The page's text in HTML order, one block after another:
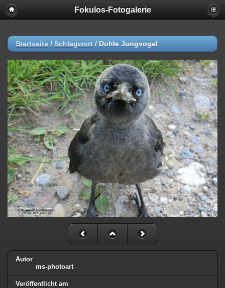
Fokulos-Fotogalerie
Startseite / Schlagwort / Dohle Jungvogel
Autor
ms-photoart
Veröffentlicht am